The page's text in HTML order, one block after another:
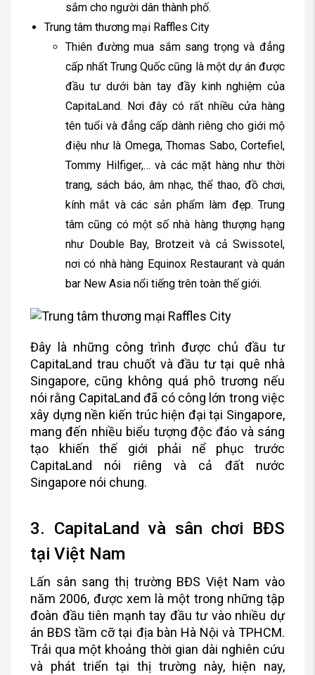
sắm cho người dân thành phố.
Trung tâm thương mại Raffles City
Thiên đường mua sắm sang trọng và đẳng
cấp nhất Trung Quốc cũng là một dự án được
đầu tư dưới bàn tay đầy kinh nghiệm của
CapitaLand. Nơi đây có rất nhiều cửa hàng
tên tuổi và đẳng cấp dành riêng cho giới mộ
điệu như là Omega, Thomas Sabo, Cortefiel,
Tommy Hilfiger,… và các mặt hàng như thời
trang, sách báo, âm nhạc, thể thao, đồ chơi,
kính mắt và các sản phẩm làm đẹp. Trung
tâm cũng có một số nhà hàng thượng hạng
như Double Bay, Brotzeit và cả Swissotel,
nơi có nhà hàng Equinox Restaurant và quán
bar New Asia nổi tiếng trên toàn thế giới.
Đây là những công trình được chủ đầu tư
CapitaLand trau chuốt và đầu tư tại quê nhà
Singapore, cũng không quá phô trương nếu
nói rằng CapitaLand đã có công lớn trong việc
xây dựng nền kiến trúc hiện đại tại Singapore,
mang đến nhiều biểu tượng độc đáo và sáng
tạo khiến thế giới phải nể phục trước
CapitaLand nói riêng và cả đất nước
Singapore nói chung.
3. CapitaLand và sân chơi BĐS
tại Việt Nam
Lấn sân sang thị trường BĐS Việt Nam vào
năm 2006, được xem là một trong những tập
đoàn đầu tiên mạnh tay đầu tư vào nhiều dự
án BĐS tầm cỡ tại địa bàn Hà Nội và TPHCM.
Trải qua một khoảng thời gian dài nghiên cứu
và phát triển tại thị trường này, hiện nay,